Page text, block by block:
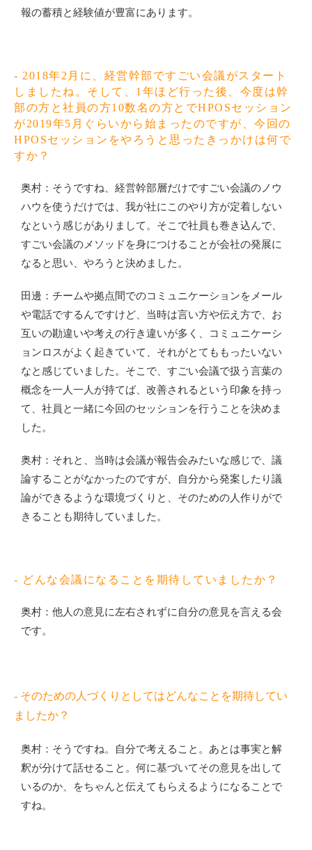
報の蓄積と経験値が豊富にあります。
- 2018年2月に、経営幹部ですごい会議がスタート
しましたね。そして、1年ほど行った後、今度は幹
部の方と社員の方10数名の方とでHPOSセッション
が2019年5月ぐらいから始まったのですが、今回の
HPOSセッションをやろうと思ったきっかけは何で
すか？
奥村：そうですね、経営幹部層だけですごい会議のノウ
ハウを使うだけでは、我が社にこのやり方が定着しない
なという感じがありまして。そこで社員も巻き込んで、
すごい会議のメソッドを身につけることが会社の発展に
なると思い、やろうと決めました。
田邊：チームや拠点間でのコミュニケーションをメール
や電話でするんですけど、当時は言い方や伝え方で、お
互いの勘違いや考えの行き違いが多く、コミュニケーシ
ョンロスがよく起きていて、それがとてももったいない
なと感じていました。そこで、すごい会議で扱う言葉の
概念を一人一人が持てば、改善されるという印象を持っ
て、社員と一緒に今回のセッションを行うことを決めま
した。
奥村：それと、当時は会議が報告会みたいな感じで、議
論することがなかったのですが、自分から発案したり議
論ができるような環境づくりと、そのための人作りがで
きることも期待していました。
- どんな会議になることを期待していましたか？
奥村：他人の意見に左右されずに自分の意見を言える会
です。
- そのための人づくりとしてはどんなことを期待してい
ましたか？
奥村：そうですね。自分で考えること。あとは事実と解
釈が分けて話せること。何に基づいてその意見を出して
いるのか、をちゃんと伝えてもらえるようになることで
すね。